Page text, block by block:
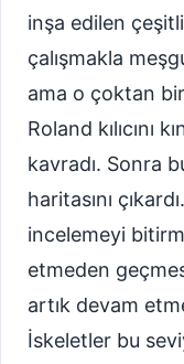
inşa edilen
çalışmakla
ama o çoktan
Roland kılıcını
kavradı. Sonra
haritasını
incelemeyi
etmeden
artık devam
İskeletler bu